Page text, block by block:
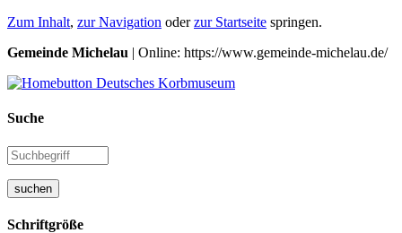
Zum Inhalt, zur Navigation oderzur Startseite springen.
Gemeinde Michelau | Online: https://www.gemeinde-michelau.de/
Suche
suchen
Schriftgröße